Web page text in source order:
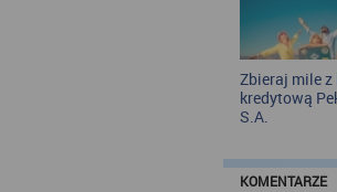
Zbieraj mile z
kredytową
S.A.
KOMENTARZE